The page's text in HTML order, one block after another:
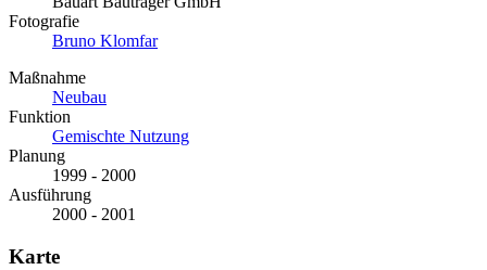
Fotografie
Bruno Klomfar
Maßnahme
Neubau
Funktion
Gemischte Nutzung
Planung
1999 - 2000
Ausführung
2000 - 2001
Karte